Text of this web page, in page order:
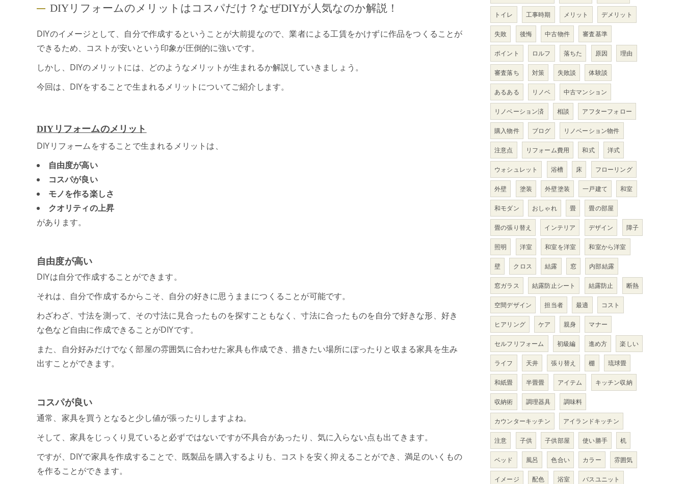
DIYリフォームのメリットはコスパだけ？なぜDIYが人気なのか解説！
DIYのイメージとして、自分で作成するということが大前提なので、業者による工賃をかけずに作品をつくることが
できるため、コストが安いという印象が圧倒的に強いです。
しかし、DIYのメリットには、どのようなメリットが生まれるか解説していきましょう。
今回は、DIYをすることで生まれるメリットについてご紹介します。
DIYリフォームのメリット
DIYリフォームをすることで生まれるメリットは、
自由度が高い
コスパが良い
モノを作る楽しさ
クオリティの上昇
があります。
自由度が高い
DIYは自分で作成することができます。
それは、自分で作成するからこそ、自分の好きに思うままにつくることが可能です。
わざわざ、寸法を測って、その寸法に見合ったものを探すこともなく、寸法に合ったものを自分で好きな形、好き
な色など自由に作成できることがDIYです。
また、自分好みだけでなく部屋の雰囲気に合わせた家具も作成でき、措きたい場所にぽったりと収まる家具を生み
出すことができます。
コスパが良い
通常、家具を買うとなると少し値が張ったりしますよね。
そして、家具をじっくり見ていると必ずではないですが不具合があったり、気に入らない点も出てきます。
ですが、DIYで家具を作成することで、既製品を購入するよりも、コストを安く抑えることができ、満足のいくもの
を作ることができます。
トイレ 工事時期 メリット デメリット
失敗 後悔 中古物件 審査基準
ポイント ロルフ 落ちた 原因 理由
審査落ち 対策 失敗談 体験談
あるある リノベ 中古マンション
リノベーション済 相談 アフターフォロー
購入物件 ブログ リノベーション物件
注意点 リフォーム費用 和式 洋式
ウォシュレット 浴槽 床 フローリング
外壁 塗装 外壁塗装 一戸建て 和室
和モダン おしゃれ 畳 畳の部屋
畳の張り替え インテリア デザイン 障子
照明 洋室 和室を洋室 和室から洋室
壁 クロス 結露 窓 内部結露
窓ガラス 結露防止シート 結露防止 断熱
空間デザイン 担当者 最適 コスト
ヒアリング ケア 親身 マナー
セルフリフォーム 初級編 進め方 楽しい
ライフ 天井 張り替え 棚 琉球畳
和紙畳 半畳畳 アイテム キッチン収納
収納術 調理器具 調味料
カウンターキッチン アイランドキッチン
注意 子供 子供部屋 使い勝手 机
ベッド 風呂 色合い カラー 雰囲気
イメージ 配色 浴室 バスユニット